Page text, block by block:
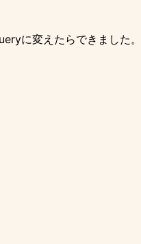
に変えたらできました。